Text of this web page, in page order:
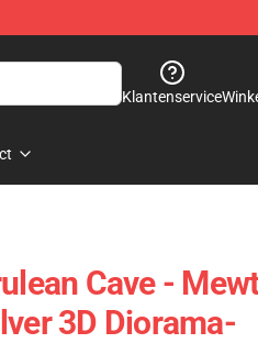
Klantenservice
Cave -
3D Diorama-